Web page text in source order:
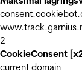
2
CookieConsent
current domain